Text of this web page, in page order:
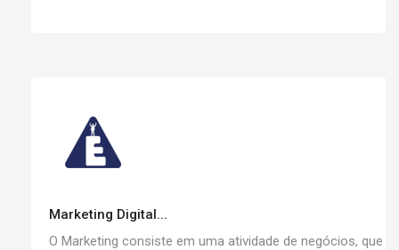
Marketing Digital...
O Marketing consiste em uma atividade de negócios, que